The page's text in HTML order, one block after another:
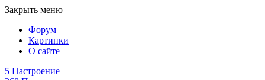
Закрыть меню
Форум
Картинки
О сайте
5 Настроение